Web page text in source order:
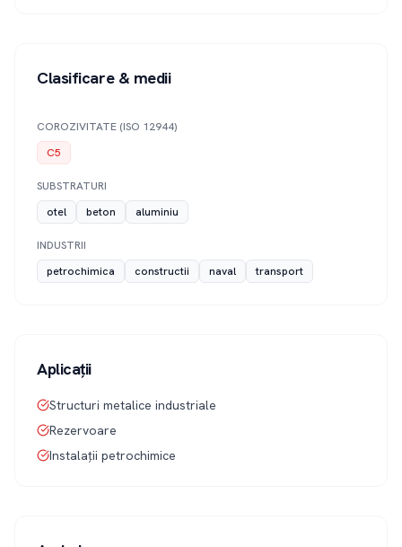
Clasificare & medii
COROZIVITATE (ISO 12944)
C5
SUBSTRATURI
otel
beton aluminiu
INDUSTRII
petrochimica
constructii naval transport
Aplicații
Structuri metalice industriale
Rezervoare
Instalații petrochimice